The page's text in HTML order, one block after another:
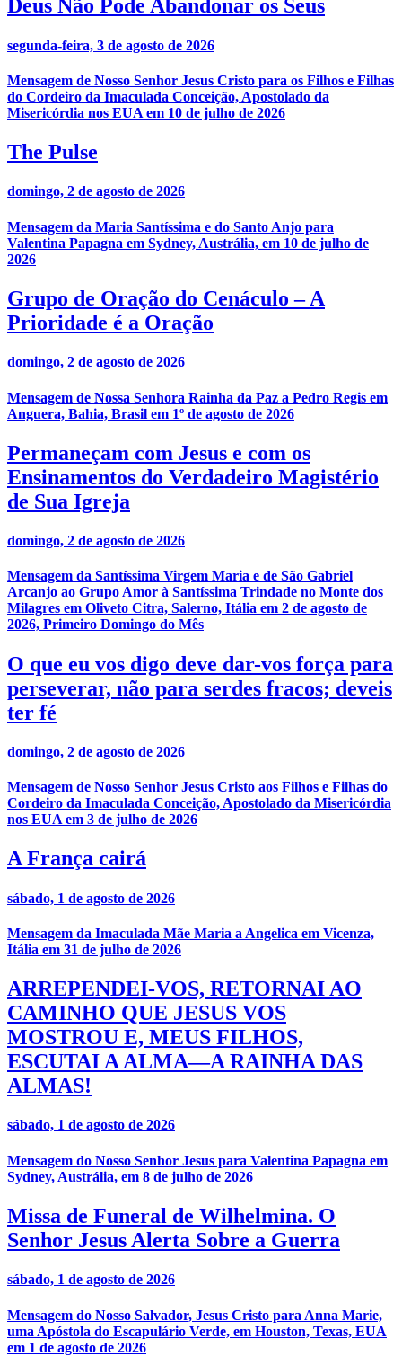
Deus Não Pode Abandonar os Seus
segunda-feira, 3 de agosto de 2026
Mensagem de Nosso Senhor Jesus Cristo para os Filhos e Filhas
do Cordeiro da Imaculada Conceição, Apostolado da
Misericórdia nos EUA em 10 de julho de 2026
The Pulse
domingo, 2 de agosto de 2026
Mensagem da Maria Santíssima e do Santo Anjo para
Valentina Papagna em Sydney, Austrália, em 10 de julho de
2026
Grupo de Oração do Cenáculo – A
Prioridade é a Oração
domingo, 2 de agosto de 2026
Mensagem de Nossa Senhora Rainha da Paz a Pedro Regis em
Anguera, Bahia, Brasil em 1º de agosto de 2026
Permaneçam com Jesus e com os
Ensinamentos do Verdadeiro Magistério
de Sua Igreja
domingo, 2 de agosto de 2026
Mensagem da Santíssima Virgem Maria e de São Gabriel
Arcanjo ao Grupo Amor à Santíssima Trindade no Monte dos
Milagres em Oliveto Citra, Salerno, Itália em 2 de agosto de
2026, Primeiro Domingo do Mês
O que eu vos digo deve dar-vos força para
perseverar, não para serdes fracos; deveis
ter fé
domingo, 2 de agosto de 2026
Mensagem de Nosso Senhor Jesus Cristo aos Filhos e Filhas do
Cordeiro da Imaculada Conceição, Apostolado da Misericórdia
nos EUA em 3 de julho de 2026
A França cairá
sábado, 1 de agosto de 2026
Mensagem da Imaculada Mãe Maria a Angelica em Vicenza,
Itália em 31 de julho de 2026
ARREPENDEI-VOS, RETORNAI AO
CAMINHO QUE JESUS VOS
MOSTROU E, MEUS FILHOS,
ESCUTAI A ALMA—A RAINHA DAS
ALMAS!
sábado, 1 de agosto de 2026
Mensagem do Nosso Senhor Jesus para Valentina Papagna em
Sydney, Austrália, em 8 de julho de 2026
Missa de Funeral de Wilhelmina. O
Senhor Jesus Alerta Sobre a Guerra
sábado, 1 de agosto de 2026
Mensagem do Nosso Salvador, Jesus Cristo para Anna Marie,
uma Apóstola do Escapulário Verde, em Houston, Texas, EUA
em 1 de agosto de 2026